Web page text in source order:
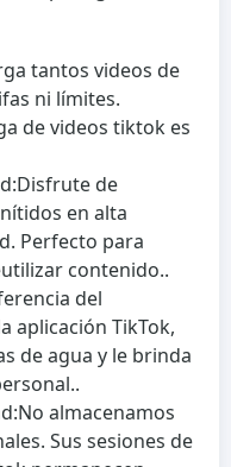
tantos videos de
ni límites.
de videos tiktok es
Disfrute de
en alta
Perfecto para
contenido..
del
aplicación TikTok,
de agua y le brinda
No almacenamos
Sus sesiones de